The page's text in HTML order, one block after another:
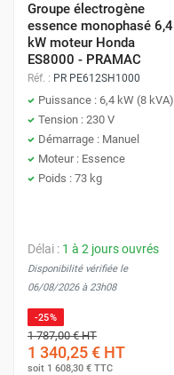
Groupe électrogène
essence monophasé 6,4
kW moteur Honda
ES8000 - PRAMAC
Réf. : PR PE612SH1000
Puissance : 6,4 kW (8 kVA)
Tension : 230 V
Démarrage : Manuel
Moteur : Essence
Poids : 73 kg
Délai : 1 à 2 jours ouvrés
Disponibilité vérifiée le
06/08/2026 à 23h08
-25%
1 787,00 €HT
1 340,25 € HT
soit 1 608,30 € TTC